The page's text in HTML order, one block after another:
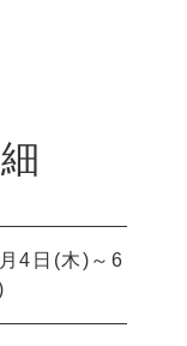
4日(木)～6